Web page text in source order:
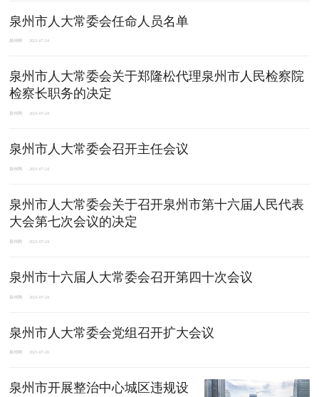
泉州市人大常委会任命人员名单
泉州网 2021-07-24
泉州市人大常委会关于郑隆松代理泉州市人民检察院
检察长职务的决定
泉州网 2021-07-24
泉州市人大常委会召开主任会议
泉州网 2021-07-24
泉州市人大常委会关于召开泉州市第十六届人民代表
大会第七次会议的决定
泉州网 2021-07-24
泉州市十六届人大常委会召开第四十次会议
泉州网 2021-07-24
泉州市人大常委会党组召开扩大会议
泉州网 2021-07-20
泉州市开展整治中心城区违规设